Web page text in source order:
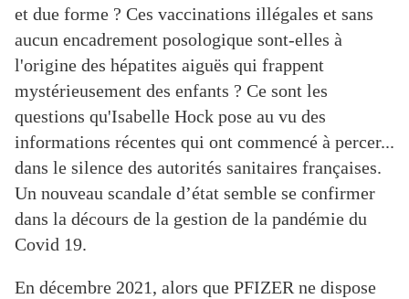
et due forme ? Ces vaccinations illégales et sans
aucun encadrement posologique sont-elles à
l'origine des hépatites aiguës qui frappent
mystérieusement des enfants ? Ce sont les
questions qu'Isabelle Hock pose au vu des
informations récentes qui ont commencé à percer...
dans le silence des autorités sanitaires françaises.
Un nouveau scandale d’état semble se confirmer
dans la décours de la gestion de la pandémie du
Covid 19.
En décembre 2021, alors que PFIZER ne dispose